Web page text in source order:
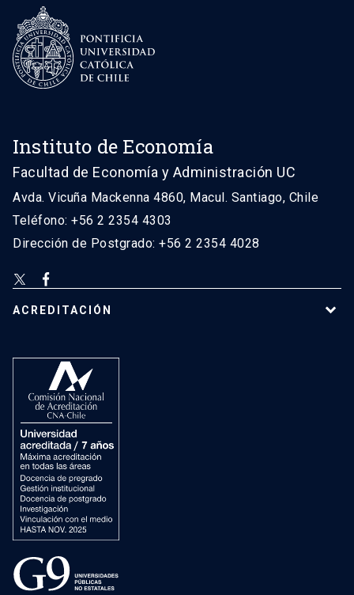
Instituto de Economía
Facultad de Economía y Administración UC
Avda. Vicuña Mackenna 4860, Macul. Santiago, Chile
Teléfono: +56 2 2354 4303
Dirección de Postgrado: +56 2 2354 4028
ACREDITACIÓN